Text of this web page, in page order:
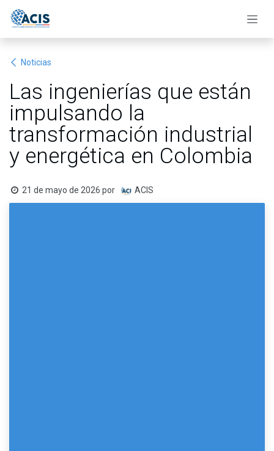
Noticias
Las ingenierías que están
impulsando la
transformación industrial
y energética en Colombia
21 de mayo de 2026 por ACIS